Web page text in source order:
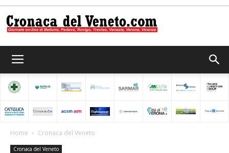
del
Home Cronaca del Veneto
Cronaca del Veneto